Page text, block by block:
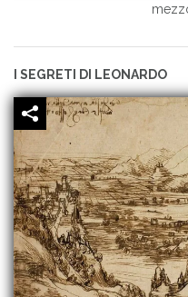
I SEGRETI DI LEONARDO